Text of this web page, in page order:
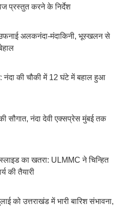
प्रस्तुत करने के निर्देश
अलकनंदा-मंदाकिनी, भूस्खलन से
नंदा की चौकी में 12 घंटे में बहाल हुआ
सौगात, नंदा देवी एक्सप्रेस मुंबई तक
का खतरा: ULMMC ने चिन्हित
की तैयारी
को उत्तराखंड में भारी बारिश संभावना,